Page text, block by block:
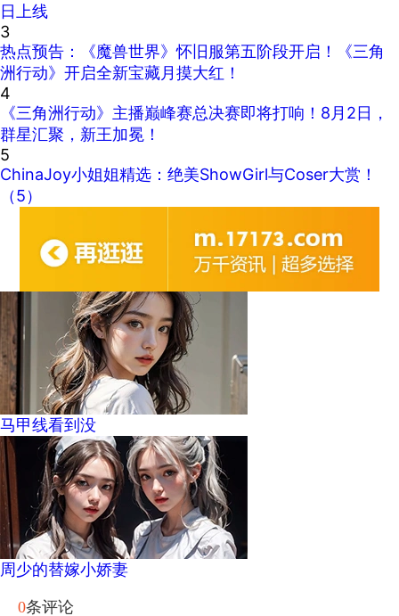
日上线
3
热点预告：《魔兽世界》怀旧服第五阶段开启！《三角
洲行动》开启全新宝藏月摸大红！
4
《三角洲行动》主播巅峰赛总决赛即将打响！8月2日，
群星汇聚，新王加冕！
5
ChinaJoy小姐姐精选：绝美ShowGirl与Coser大赏！
（5）
马甲线看到没
周少的替嫁小娇妻
0条评论